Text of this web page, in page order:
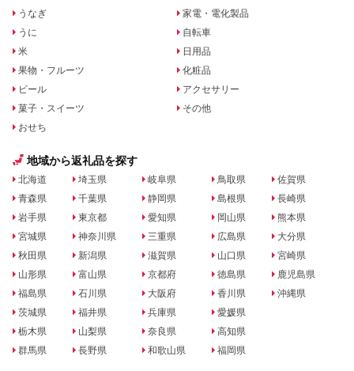
うなぎ
うに
米
果物・フルーツ
ビール
菓子・スイーツ
おせち
家電・電化製品
自転車
日用品
化粧品
アクセサリー
その他
地域から返礼品を探す
北海道
青森県
岩手県
宮城県
秋田県
山形県
福島県
茨城県
栃木県
群馬県
埼玉県
千葉県
東京都
神奈川県
新潟県
富山県
石川県
福井県
山梨県
長野県
岐阜県
静岡県
愛知県
三重県
滋賀県
京都府
大阪府
兵庫県
奈良県
和歌山県
鳥取県
島根県
岡山県
広島県
山口県
徳島県
香川県
愛媛県
高知県
福岡県
佐賀県
長崎県
熊本県
大分県
宮崎県
鹿児島県
沖縄県